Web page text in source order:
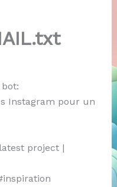
Instagram pour un
project |